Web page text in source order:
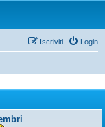
Login
Iscriviti